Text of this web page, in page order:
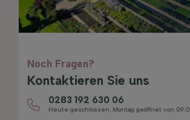
Noch Fragen?
Kontaktieren Sie uns
0283 192 630 06
Heute geschlossen. Montag geöffnet von